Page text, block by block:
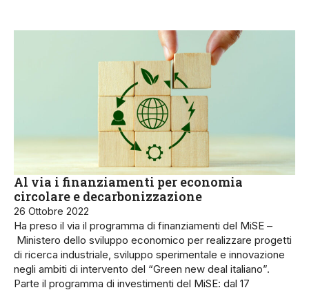
Al via i finanziamenti per economia
circolare e decarbonizzazione
26 Ottobre 2022
Ha preso il via il programma di finanziamenti del MiSE –
Ministero dello sviluppo economico per realizzare progetti
di ricerca industriale, sviluppo sperimentale e innovazione
negli ambiti di intervento del “Green new deal italiano”.
Parte il programma di investimenti del MiSE: dal 17